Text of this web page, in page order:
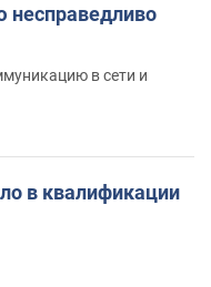
в сети и
в квалификации